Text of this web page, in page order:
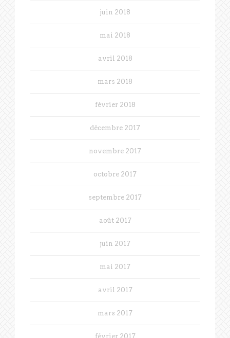
juin 2018
mai 2018
avril 2018
mars 2018
février 2018
décembre 2017
novembre 2017
octobre 2017
septembre 2017
août 2017
juin 2017
mai 2017
avril 2017
mars 2017
février 2017